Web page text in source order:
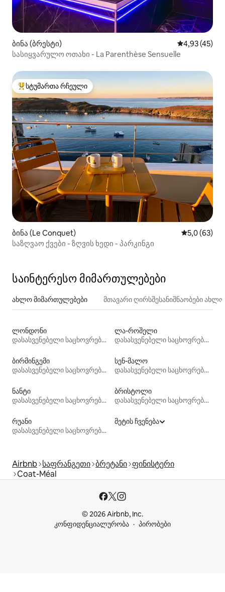
ბინა (ბრესტი) საშუალო
4,93 (45)
სასიყვარულო ოთახი - La Parenthèse Sensuelle
სტუმართა რჩეული მოწინავე ვარიანტი
სტუმართა რჩეული
ბინა (Le Conquet) საშუალო
5,0 (63)
საზღვაო ქვები - ზღვის ხედი - პარკინგი
საინტერესო მიმართულებები
ახლო მიმართულებები მთავარი ღირსშესანიშნაობები
ლონდონი
დასასვენებელი საცხოვრებლები
ლა-როშელი
დასასვენებელი საცხოვრებლები
ბირმინგემი
დასასვენებელი საცხოვრებლები
სენ-მალო
დასასვენებელი საცხოვრებლები
ნანტი
დასასვენებელი საცხოვრებლები
ბრისტოლი
დასასვენებელი საცხოვრებლები
რუანი
დასასვენებელი საცხოვრებლები
მეტის ჩვენება
Airbnb საფრანგეთი ბრეტანი ფინისტერი
Coat-Méal
© 2026 Airbnb, Inc.
კონფიდენციალურობა
პირობები